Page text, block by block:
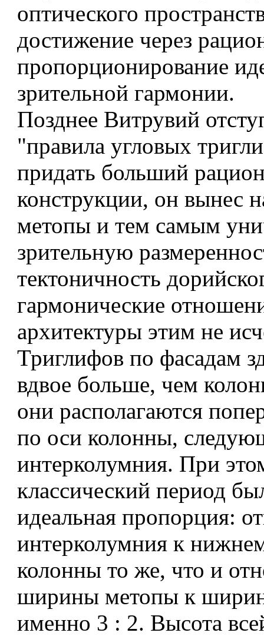
оптического
достижение через
пропорционирование
зрительной гармонии.
Позднее Витрувий
"правила угловых
придать больший
конструкции, он вынес
метопы и тем самым
зрительную
тектоничность
гармонические
архитектуры этим не
Триглифов по фасадам
вдвое больше, чем
они располагаются
по оси колонны,
интерколумния. При
классический период
идеальная пропорция:
интерколумния к
колонны то же, что и
ширины метопы к
именно 3 : 2. Высота